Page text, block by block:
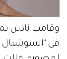
وقامت نادين
في "السوشيال